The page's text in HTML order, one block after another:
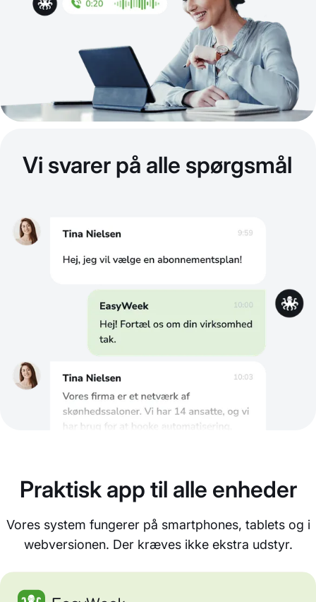
Vi svarer på alle spørgsmål
Praktisk app til alle enheder
Vores system fungerer på smartphones, tablets og i
webversionen. Der kræves ikke ekstra udstyr.